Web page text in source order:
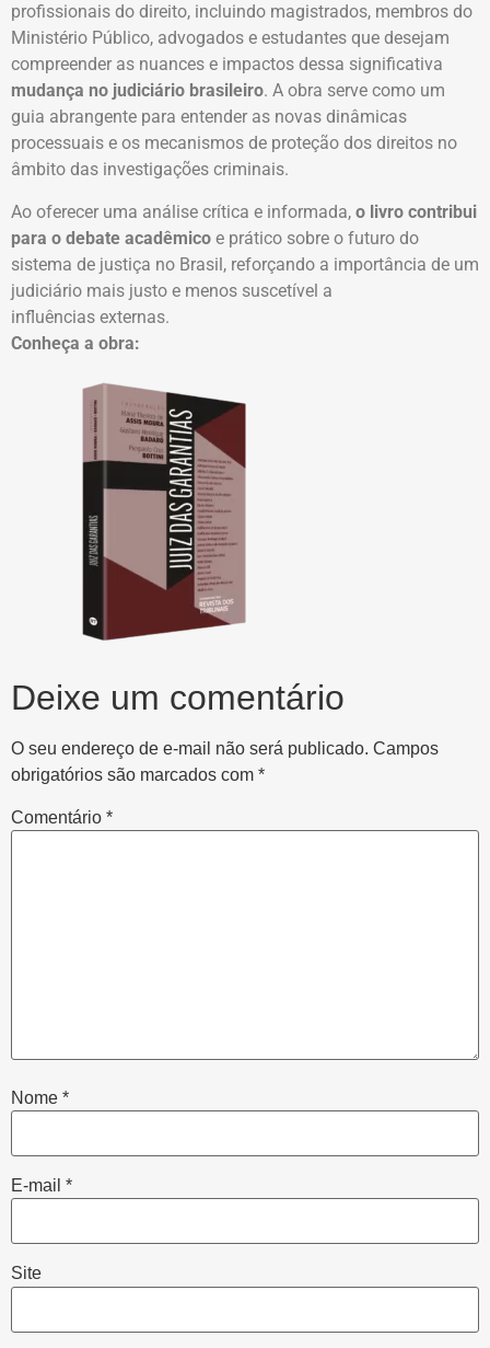
profissionais do direito, incluindo magistrados, membros do
Ministério Público, advogados e estudantes que desejam
compreender as nuances e impactos dessa significativa
mudança no judiciário brasileiro. A obra serve como um
guia abrangente para entender as novas dinâmicas
processuais e os mecanismos de proteção dos direitos no
âmbito das investigações criminais.
Ao oferecer uma análise crítica e informada, o livro contribui
para o debate acadêmico e prático sobre o futuro do
sistema de justiça no Brasil, reforçando a importância de um
judiciário mais justo e menos suscetível a
influências externas.
Conheça a obra:
Deixe um comentário
O seu endereço de e-mail não será publicado. Campos
obrigatórios são marcados com *
Comentário *
Nome *
E-mail *
Site